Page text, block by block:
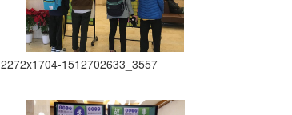
2272x1704-1512702633_3557